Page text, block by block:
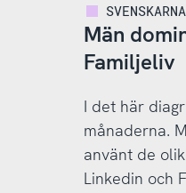
Män
Familjeliv
I det här
månaderna.
använt de
Linkedin och